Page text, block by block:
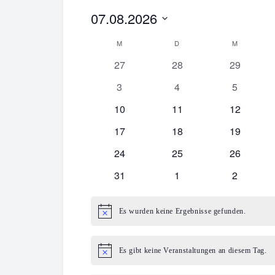
07.08.2026
Kalender
von
Veranstaltungen
M D M
0
27
0
28
0
29
0
3
0
4
0
5
0
10
0
11
0
12
0
17
0
18
0
19
0
24
0
25
0
26
0
31
0
1
0
2
HinweisEs wurden keine Ergebnisse gefunden.
HinweisEs gibt keine Veranstaltungen an diesem Tag.